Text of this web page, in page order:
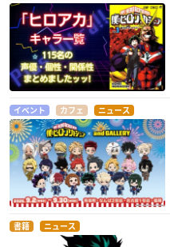
イベント カフェ ニュース
書籍 ニュース